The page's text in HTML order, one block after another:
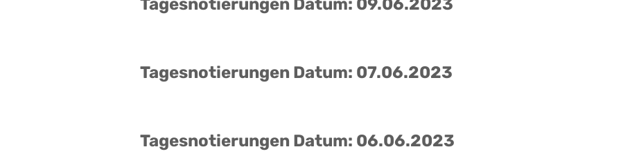
Tagesnotierungen Datum: 09.06.2023
Tagesnotierungen Datum: 07.06.2023
Tagesnotierungen Datum: 06.06.2023